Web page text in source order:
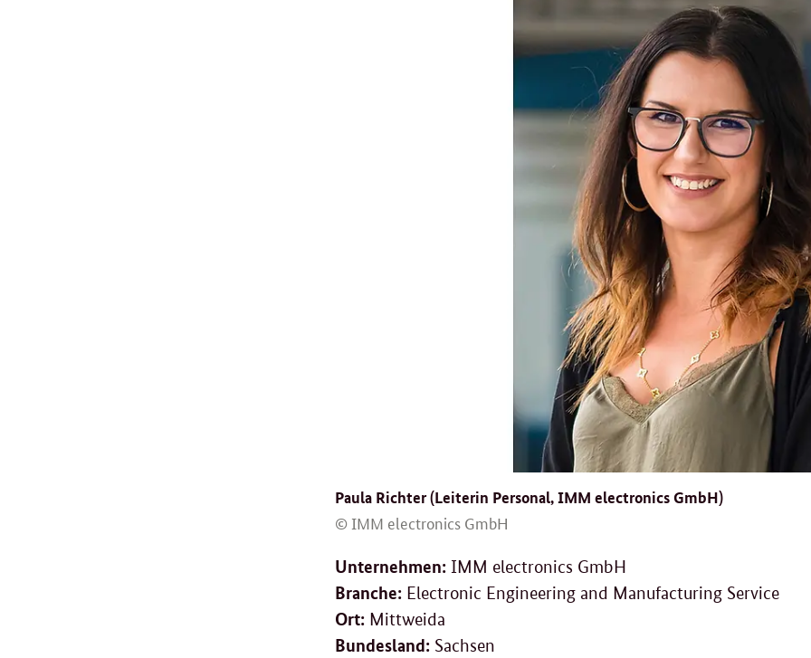
Paula Richter (Leiterin Personal, IMM electronics GmbH)
© IMM electronics GmbH
Unternehmen: IMM electronics GmbH
Branche: Electronic Engineering and Manufacturing Service
Ort: Mittweida
Bundesland: Sachsen